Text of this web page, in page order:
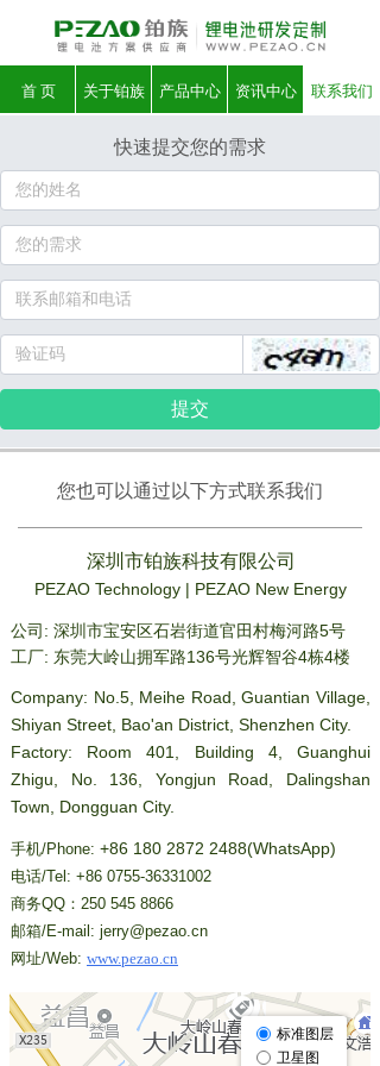
首 页 关于铂族 产品中心 资讯中心 联系我们
您也可以通过以下方式联系我们
深圳市铂族科技有限公司
PEZAO Technology | PEZAO New Energy
公司: 深圳市宝安区石岩街道官田村梅河路5号
工厂: 东莞大岭山拥军路136号光辉智谷4栋4楼
Company: No.5, Meihe Road, Guantian Village,
Shiyan Street, Bao'an District, Shenzhen City.
Factory: Room 401, Building 4, Guanghui
Zhigu, No. 136, Yongjun Road, Dalingshan
Town, Dongguan City.
手机/Phone: +86 180 2872 2488(WhatsApp)
电话/Tel: +86 0755-36331002
商务QQ：250 545 8866
邮箱/E-mail: jerry@pezao.cn
网址/Web: www.pezao.cn
快速提交您的需求
提交